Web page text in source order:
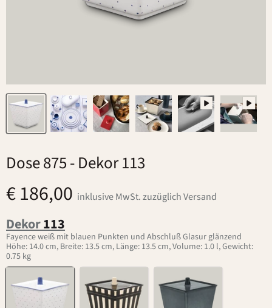
Dose 875- Dekor 113
€ 186,00 inklusive MwSt. zuzüglich Versand
Dekor113
Fayence weiß mit blauen Punkten und Abschluß Glasur glänzend
Höhe: 14.0 cm, Breite: 13.5 cm, Länge: 13.5 cm, Volume: 1.0 l, Gewicht:
0.75 kg